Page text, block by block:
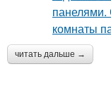
читать дальше →